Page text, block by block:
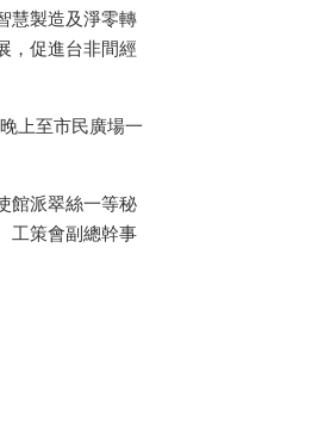
慧製造及淨零轉
，促進台非間經
上至市民廣場一
館派翠絲一等秘
工策會副總幹事